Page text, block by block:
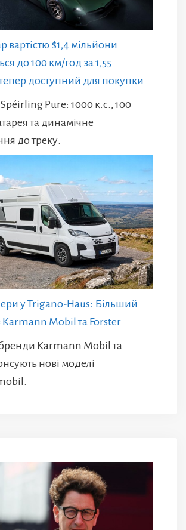
вартістю $1,4 мільйони
до 100 км/год за 1,55
доступний для покупки
Pure: 1000 к.с., 100
та динамічне
до треку.
у Trigano-Haus: Більший
Karmann Mobil та Forster
Karmann Mobil та
нові моделі